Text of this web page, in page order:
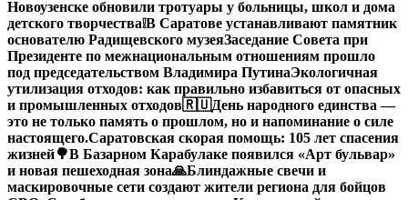
Новоузенске обновили тротуары у больницы, школ и дома
детского творчества❕В Саратове устанавливают памятник
основателю Радищевского музеяЗаседание Совета при
Президенте по межнациональным отношениям прошло
под председательством Владимира ПутинаЭкологичная
утилизация отходов: как правильно избавиться от опасных
и промышленных отходов🇷🇺День народного единства —
это не только память о прошлом, но и напоминание о силе
настоящего.Саратовская скорая помощь: 105 лет спасения
жизней🌳В Базарном Карабулаке появился «Арт бульвар»
и новая пешеходная зона🙏Блиндажные свечи и
маскировочные сети создают жители региона для бойцов